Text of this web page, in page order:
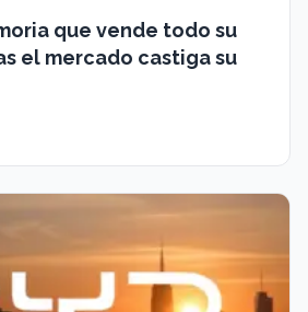
que vende todo su
el mercado castiga su